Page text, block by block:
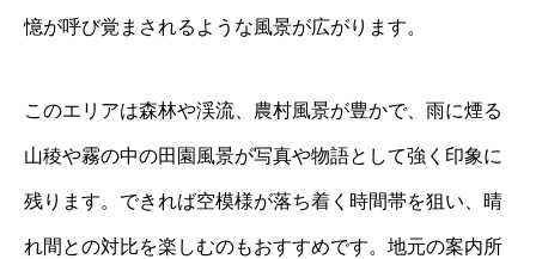
憶が呼び覚まされるような風景が広がります。
このエリアは森林や渓流、農村風景が豊かで、雨に煙る
山稜や霧の中の田園風景が写真や物語として強く印象に
残ります。できれば空模様が落ち着く時間帯を狙い、晴
れ間との対比を楽しむのもおすすめです。地元の案内所